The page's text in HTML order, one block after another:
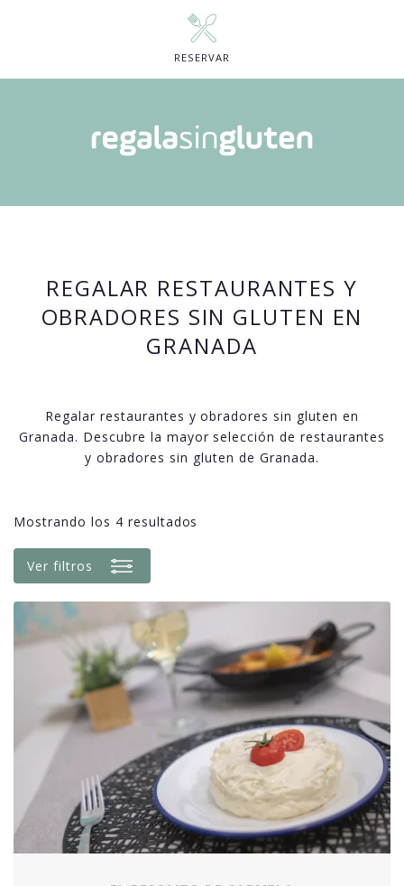
RESERVAR
REGALAR RESTAURANTES Y
OBRADORES SIN GLUTEN EN
GRANADA
Regalar restaurantes y obradores sin gluten en
Granada. Descubre la mayor selección de restaurantes
y obradores sin gluten de Granada.
Mostrando los 4 resultados
Ver filtros